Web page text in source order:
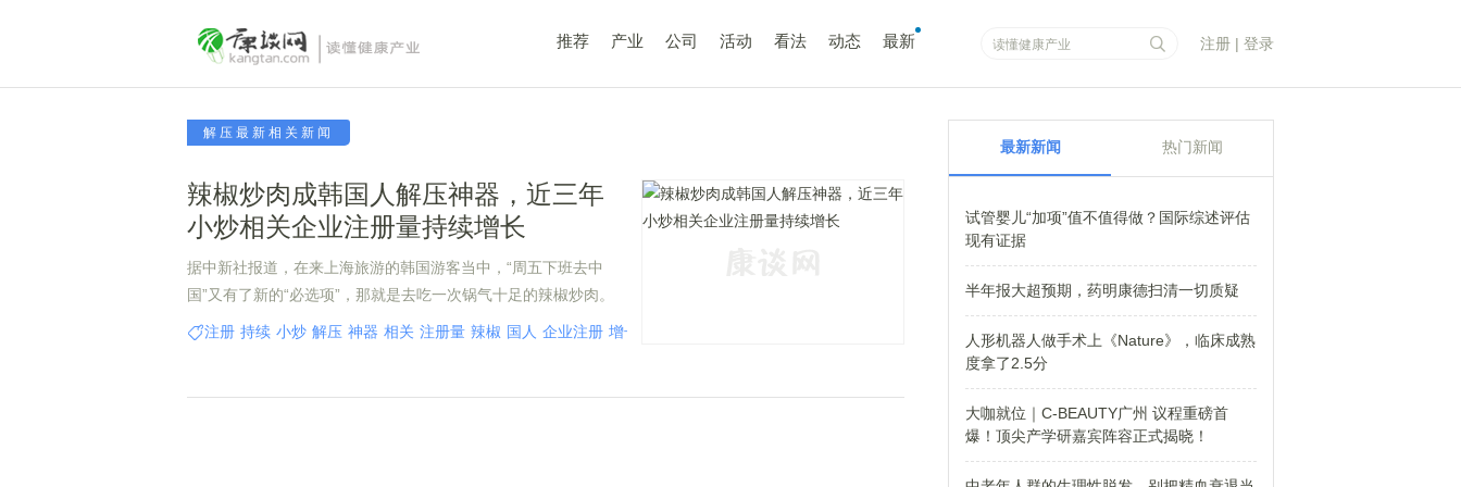
推荐 产业 公司 活动 看法 动态 最新 注册 | 登录
解压最新相关新闻
辣椒炒肉成韩国人解压神器，近三年
小炒相关企业注册量持续增长
据中新社报道，在来上海旅游的韩国游客当中，“周五下班去中
国”又有了新的“必选项”，那就是去吃一次锅气十足的辣椒炒肉。
注册 持续 小炒 解压 神器 相关 注册量 辣椒 国人 企业注册 增长
最新新闻 热门新闻
试管婴儿“加项”值不值得做？国际综述评估
现有证据
半年报大超预期，药明康德扫清一切质疑
人形机器人做手术上《Nature》，临床成熟
度拿了2.5分
大咖就位｜C-BEAUTY广州 议程重磅首
爆！顶尖产学研嘉宾阵容正式揭晓！